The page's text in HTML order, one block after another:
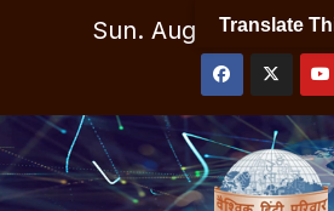
Sun. Aug 9th, 2026
Translate